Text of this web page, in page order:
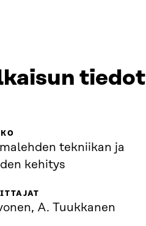
tiedot
tekniikan ja
kehitys
A. Tuukkanen